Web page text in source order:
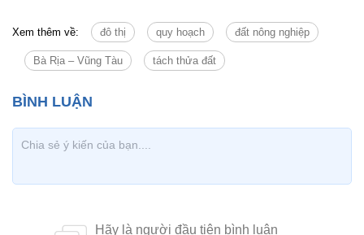
Xem thêm về: đô thị quy hoạch đất nông nghiệp
Bà Rịa – Vũng Tàu tách thửa đất